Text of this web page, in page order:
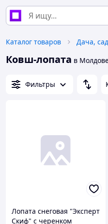
Каталог товаров Дача,
Ковш-лопата в
Фильтры
Лопата снеговая "Эксперт
Скиф" с черенком